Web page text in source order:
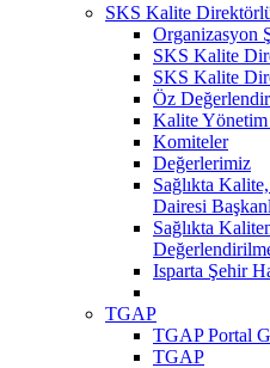
SKS Kalite
Organizasyon
SKS Kalite
SKS Kalite
Öz
Kalite
Komiteler
Değerlerimiz
Sağlıkta
Dairesi
Sağlıkta
Isparta Şehir
TGAP
TGAP Portal
TGAP